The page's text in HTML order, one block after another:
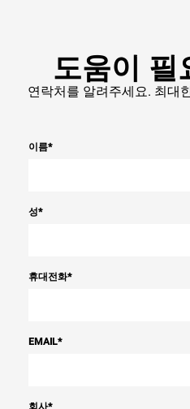
도움이 필
연락처를 알려주세요. 최대
이름*
성*
휴대전화*
EMAIL*